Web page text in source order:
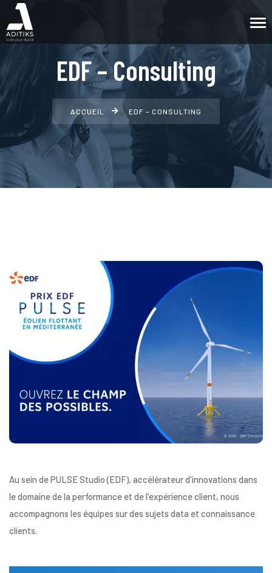
EDF – Consulting
ACCUEIL EDF – CONSULTING
Au sein de PULSE Studio (EDF), accélérateur d'innovations dans
ledomaine de la performance et de l'expérience client, nous
accompagnons les équipes sur des sujets data et connaissance
clients.